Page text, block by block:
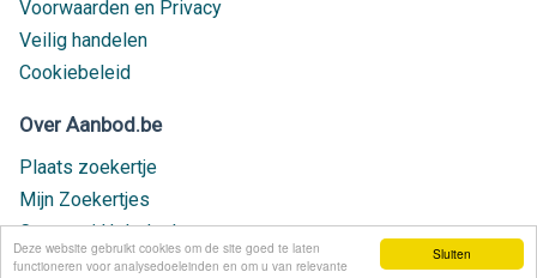
Sluiten
Deze website gebruikt cookies om de site goed te laten
functioneren voor analysedoeleinden en om u van relevante
Voorwaarden en Privacy
Veilig handelen
Cookiebeleid
Over Aanbod.be
Plaats zoekertje
Mijn Zoekertjes
Contact / Helpdesk
Nieuw geplaatst